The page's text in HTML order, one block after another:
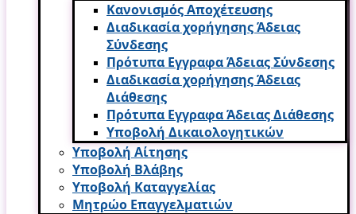
Κανονισμός Αποχέτευσης
Διαδικασία χορήγησης Άδειας
Σύνδεσης
Πρότυπα Εγγραφα Άδειας Σύνδεσης
Διαδικασία χορήγησης Άδειας
Διάθεσης
Πρότυπα Εγγραφα Άδειας Διάθεσης
Υποβολή Δικαιολογητικών
Υποβολή Αίτησης
Υποβολή Βλάβης
Υποβολή Καταγγελίας
Μητρώο Επαγγελματιών